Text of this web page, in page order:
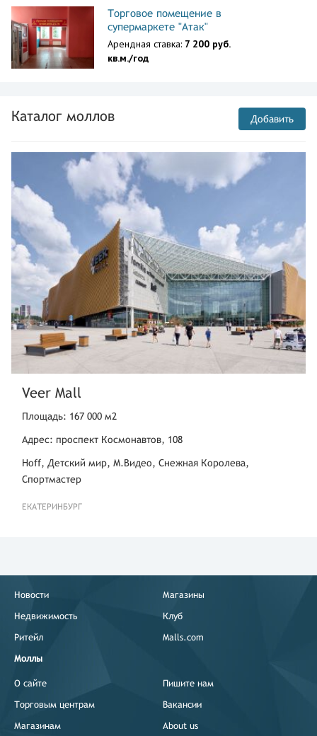
Торговое помещение в
супермаркете "Атак"
Арендная ставка: 7 200 руб.
кв.м./год
Каталог моллов Добавить
Veer Mall
Площадь: 167 000 м2
Адрес: проспект Космонавтов, 108
Hoff, Детский мир, М.Видео, Снежная Королева,
Спортмастер
ЕКАТЕРИНБУРГ
Новости
Недвижимость
Ритейл
Моллы
Магазины
Клуб
Malls.com
О сайте
Торговым центрам
Магазинам
Пишите нам
Вакансии
About us